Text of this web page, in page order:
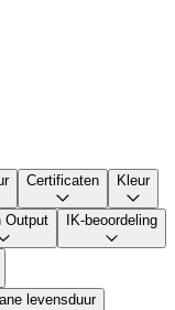
Certificaten Kleur
Output IK-beoordeling
levensduur